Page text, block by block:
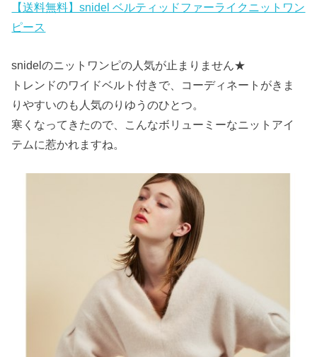
【送料無料】snidel ベルティッドファーライクニットワン
ピース
snidelのニットワンピの人気が止まりません★
トレンドのワイドベルト付きで、コーディネートがきま
りやすいのも人気のりゆうのひとつ。
寒くなってきたので、こんなボリューミーなニットアイ
テムに惹かれますね。